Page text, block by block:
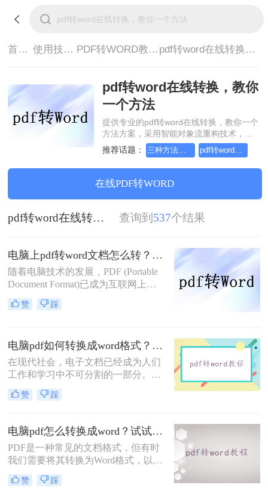
首页> 使用技巧> PDF转WORD教程> pdf转word在线转换，教你一个方法
pdf转word在线转换，教你
一个方法
提供专业的pdf转word在线转换，教你一个
方法方案，采用智能对象流重构技术，确
保文档1:1高保真还原且排版不乱码。支持
一键批量处理，全链路 SSL 加密保障隐私
安全。助您快速实现pdf转word在线转换，
教你一个方法，无需安装，高效办公。
推荐话题： 三种方法把pdf转word文档
在线PDF转WORD
pdf转word在线转换，教你一个方法 查询到 537个结果
电脑上pdf转word文档怎么转？教你三种好用的方法！
随着电脑技术的发展，PDF (Portable
Document Format)已成为互联网上最
受欢迎的文档格式之一。然而，在某
些情况下，我们可能需要将PDF文件
容。本文将向您介绍电脑上pdf转word
文档怎么转方法，帮助您轻松地将
PDF文件转换为Word文档。
赞 踩
电脑pdf如何转换成word格式？教你二种好用的方法！
在现代社会，电子文档已经成为人们
工作和学习中不可分割的一部分。有
时我们可能会在电脑中收到一些重要
的PDF文件，但由于一些需要进行编
其转换成Word格式。本文将详细介绍
电脑pdf如何转换成word格式。​
赞 踩
电脑pdf怎么转换成word？试试这三个转换方法！
PDF是一种常见的文档格式，但有时
我们需要将其转换为Word格式，以便
编辑、修改或复制其中的内容。那
么，电脑pdf怎么转换成word呢？本文
赞 踩